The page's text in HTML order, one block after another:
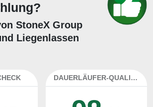
StoneX Group
Liegenlassen
DAUERLÄUFER-QUALITÄTEN